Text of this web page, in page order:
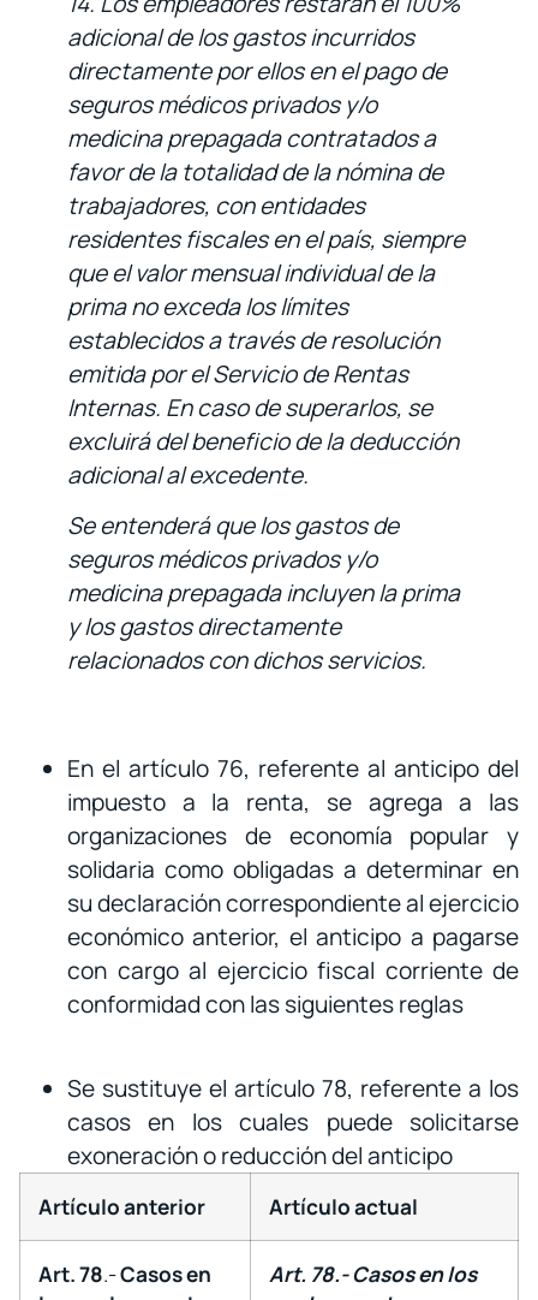
adicional de los gastos incurridos
directamente por ellos en el pago de
seguros médicos privados y/o
medicina prepagada contratados a
favor de la totalidad de la nómina de
trabajadores, con entidades
residentes fiscales en el país, siempre
que el valor mensual individual de la
prima no exceda los límites
establecidos a través de resolución
emitida por el Servicio de Rentas
Internas. En caso de superarlos, se
excluirá del beneficio de la deducción
adicional al excedente.
Se entenderá que los gastos de
seguros médicos privados y/o
medicina prepagada incluyen la prima
y los gastos directamente
relacionados con dichos servicios.
En el artículo 76, referente al anticipo del
impuesto a la renta, se agrega a las
organizaciones de economía popular y
solidaria como obligadas a determinar en
su declaración correspondiente al ejercicio
económico anterior, el anticipo a pagarse
con cargo al ejercicio fiscal corriente de
conformidad con las siguientes reglas
Se sustituye el artículo 78, referente a los
casos en los cuales puede solicitarse
exoneración o reducción del anticipo
Artículo anterior Artículo actual
Art. 78.-Casos en
Art. 78.- Casos en los